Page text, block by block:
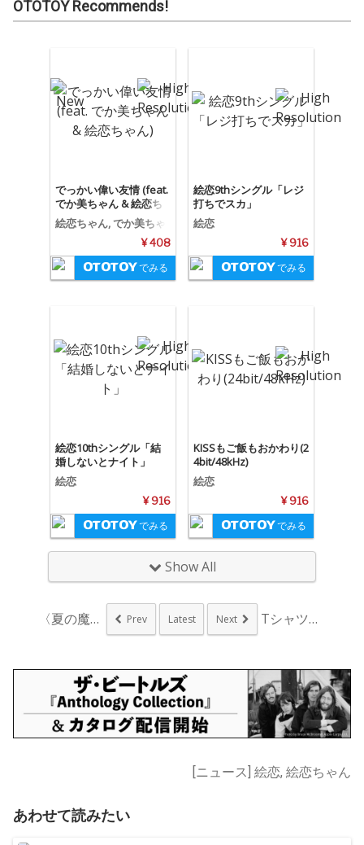
OTOTOY Recommends!
でっかい偉い友情 (feat.
でか美ちゃん & 絵恋ち
ゃん)
絵恋ちゃん, でか美ちゃ
ん, でかえれ友情物語¥ 408
でみる
絵恋9thシングル「レジ
打ちでスカ」
絵恋
¥ 916
でみる
絵恋10thシングル「結
婚しないとナイト」
絵恋
¥ 916
でみる
KISSもご飯もおかわり(2
4bit/48kHz)
絵恋
¥ 916
でみる
Show All
〈夏の魔物2018 ... Prev Latest Next Tシャツ生地の厚さに...
[ニュース] 絵恋, 絵恋ちゃん
あわせて読みたい